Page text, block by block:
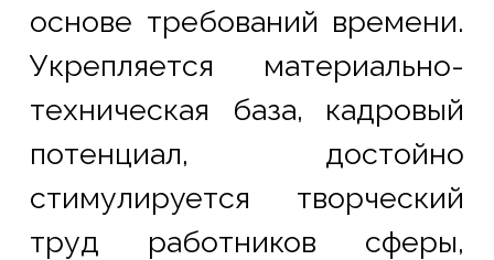
основе требований времени.
Укрепляется материально-
техническая база, кадровый
потенциал, достойно
стимулируется творческий
труд работников сферы,